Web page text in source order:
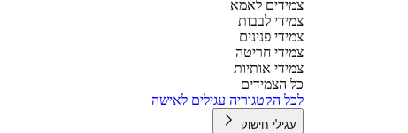
צמידים לאמא
צמידי לבבות
צמידי פנינים
צמידי חריטה
צמידי אותיות
כל הצמידים
לכל הקטגוריה עגילים לאישה
עגילי חישוק